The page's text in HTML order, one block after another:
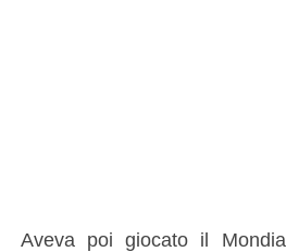
Aveva poi giocato il